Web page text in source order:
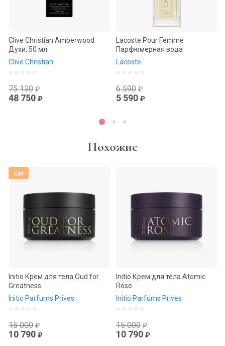
Clive Christian Amberwood
Духи, 50 мл
Clive Christian
75 130 ₽
48 750 ₽
Lacoste Pour Femme
Парфюмерная вода
Lacoste
6 590 ₽
5 590 ₽
Похожие
Хит
Initio Крем для тела Oud for
Greatness
Initio Parfums Prives
15 000 ₽
10 790 ₽
Initio Крем для тела Atomic
Rose
Initio Parfums Prives
15 000 ₽
10 790 ₽